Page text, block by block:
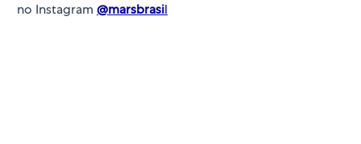
no Instagram@marsbrasil